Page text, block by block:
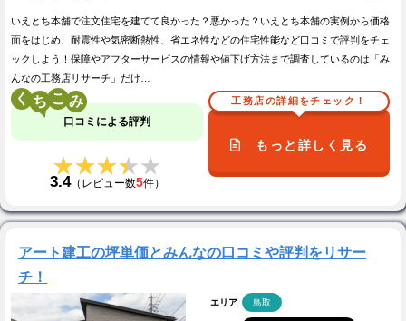
いえとち本舗で注文住宅を建てて良かった？悪かった？いえとち本舗の実例から価格
面をはじめ、耐震性や気密断熱性、省エネ性などの住宅性能など口コミで評判をチェ
ックしよう！保障やアフターサービスの情報や値下げ方法まで調査しているのは「み
んなの工務店リサーチ」だけ…
く こ
口コミによる評判
★★★★★
★★★★★
3.4（レビュー数5件）
工務店の詳細をチェック！
もっと詳しく見る
アート建工の坪単価とみんなの口コミや評判をリサー
チ！
エリア 鳥取